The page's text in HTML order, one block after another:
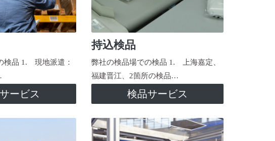
検品 1. 現地派遣：
ービス
持込検品
弊社の検品場での検品 1. 上海嘉定、
福建晋江、2箇所の検品…
検品サービス